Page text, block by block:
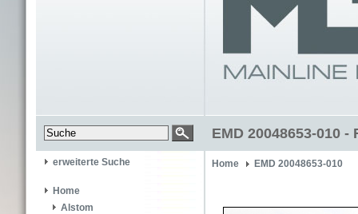
EMD 20048653-010
erweiterte Suche
Home
Alstom
Home EMD 20048653-010